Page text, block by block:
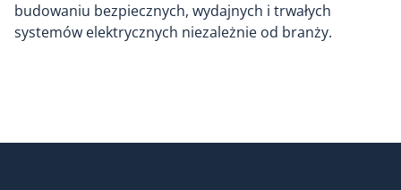
budowaniu bezpiecznych, wydajnych i trwałych
systemów elektrycznych niezależnie od branży.